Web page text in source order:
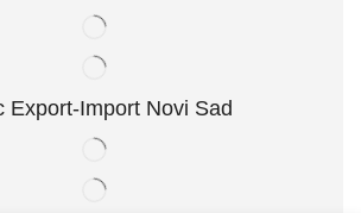
Export-Import Novi Sad